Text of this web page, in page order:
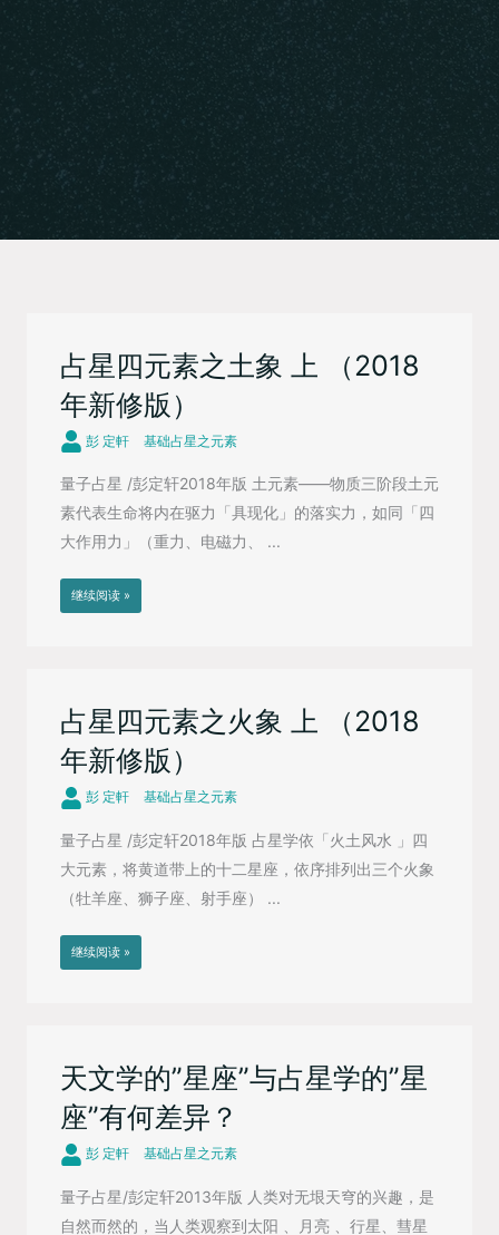
占星四元素之土象 上 （2018
年新修版）
彭 定軒 基础占星之元素
量子占星 /彭定轩2018年版 土元素——物质三阶段土元
素代表生命将内在驱力「具现化」的落实力，如同「四
大作用力」（重力、电磁力、 ...
继续阅读 »
占星四元素之火象 上 （2018
年新修版）
彭 定軒 基础占星之元素
量子占星 /彭定轩2018年版 占星学依「火土风水 」四
大元素，将黄道带上的十二星座，依序排列出三个火象
（牡羊座、狮子座、射手座） ...
继续阅读 »
天文学的”星座”与占星学的”星
座”有何差异？
彭 定軒 基础占星之元素
量子占星/彭定轩2013年版 人类对无垠天穹的兴趣，是
自然而然的，当人类观察到太阳 、月亮 、行星、彗星